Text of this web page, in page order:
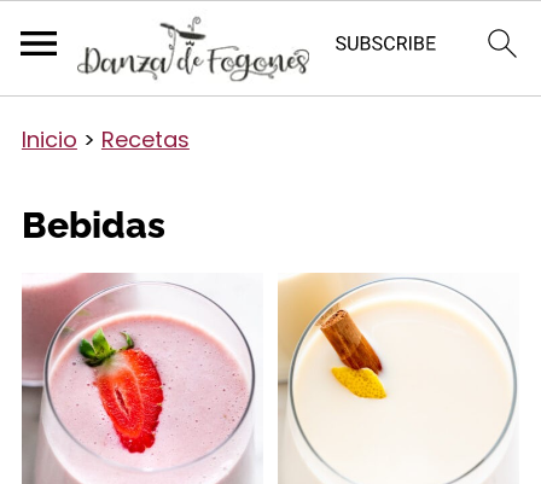
Inicio > Recetas
Bebidas